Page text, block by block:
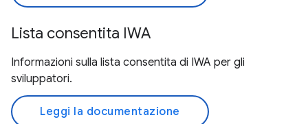
Lista consentita IWA
Informazioni sulla lista consentita di IWA per gli
sviluppatori.
Leggi la documentazione